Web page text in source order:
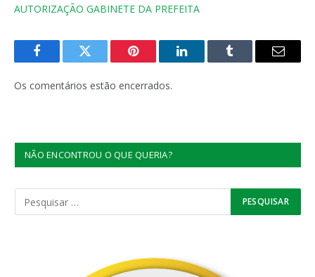
AUTORIZAÇÃO GABINETE DA PREFEITA
FacebookTwitter Pinterest LinkedInTumblr
E-
Os comentários estão encerrados.
NÃO ENCONTROU O QUE QUERIA?